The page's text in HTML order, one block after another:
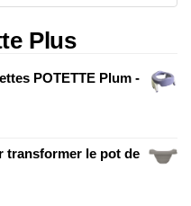
Plus
POTETTE Plum -
transformer le pot de